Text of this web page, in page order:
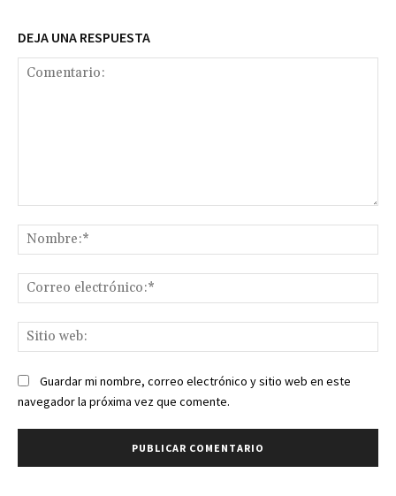
DEJA UNA RESPUESTA
Guardar mi nombre, correo electrónico y sitio web en este
navegador la próxima vez que comente.